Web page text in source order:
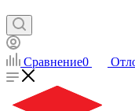
Сравнение0